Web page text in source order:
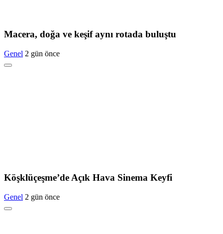
Macera, doğa ve keşif aynı rotada buluştu
Genel 2 gün önce
Köşklüçeşme’de Açık Hava Sinema Keyfi
Genel 2 gün önce